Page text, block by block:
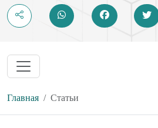
Главная Статьи